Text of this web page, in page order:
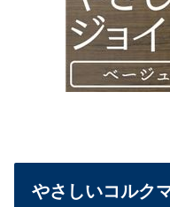
やさしいコルク